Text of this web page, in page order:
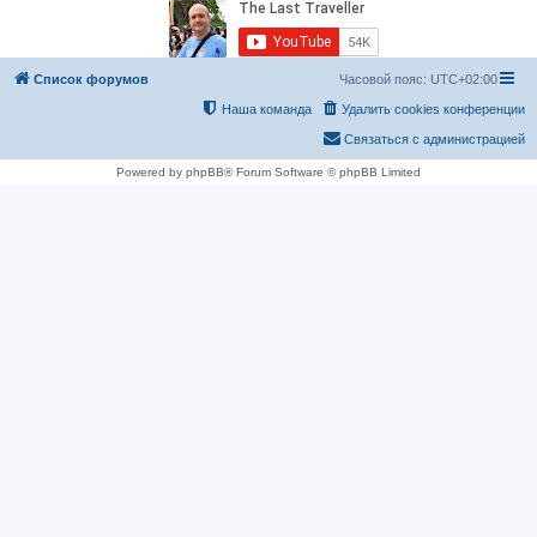
Список форумов Часовой пояс: UTC+02:00
Удалить cookies конференции
Наша команда
Связаться с администрацией
Powered by phpBB® Forum Software © phpBB Limited